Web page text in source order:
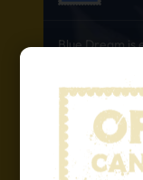
Blue Dream is
combineert
mindset.
favoriet onder
zachte rook
voor
naar de